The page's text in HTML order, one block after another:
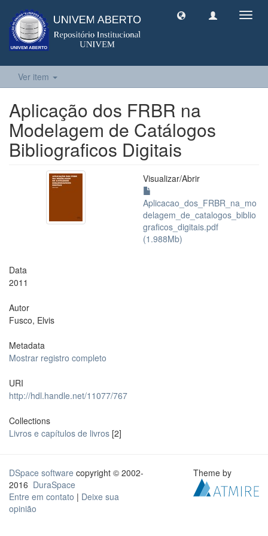
Ver item
Aplicação dos FRBR na
Modelagem de Catálogos
Bibliograficos Digitais
Visualizar/Abrir
Aplicacao_dos_FRBR_na_mo
delagem_de_catalogos_biblio
graficos_digitais.pdf
(1.988Mb)
Data
2011
Autor
Fusco, Elvis
Metadata
Mostrar registro completo
URI
http://hdl.handle.net/11077/767
Collections
Livros e capítulos de livros [2]
DSpace software copyright © 2002-
2016 DuraSpace
Entre em contato | Deixe sua
opinião
Theme by